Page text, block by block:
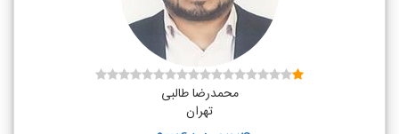
محمدرضا طالبی
تهران